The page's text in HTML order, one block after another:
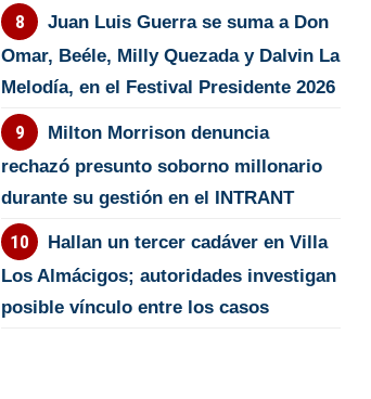
Juan Luis Guerra se suma a Don
Omar, Beéle, Milly Quezada y Dalvin La
Melodía, en el Festival Presidente 2026
Milton Morrison denuncia
rechazó presunto soborno millonario
durante su gestión en el INTRANT
Hallan un tercer cadáver en Villa
Los Almácigos; autoridades investigan
posible vínculo entre los casos